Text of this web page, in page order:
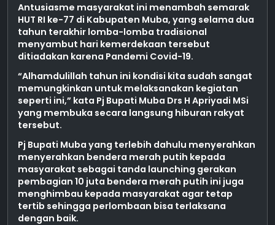
Antusiasme masyarakat ini menambah semarak
HUT RI ke-77 di Kabupaten Muba, yang selama dua
tahun terakhir lomba-lomba tradisional
menyambut hari kemerdekaan tersebut
ditiadakan karena Pandemi Covid-19.
“Alhamdulillah tahun ini kondisi kita sudah sangat
memungkinkan untuk melaksanakan kegiatan
seperti ini,” kata Pj Bupati Muba Drs H Apriyadi MSi
yang membuka secara langsung hiburan rakyat
tersebut.
Pj Bupati Muba yang terlebih dahulu menyerahkan
menyerahkan bendera merah putih kepada
masyarakat sebagai tanda launching gerakan
pembagian 10 juta bendera merah putih ini juga
menghimbau kepada masyarakat agar tetap
tertib sehingga perlombaan bisa terlaksana
dengan baik.